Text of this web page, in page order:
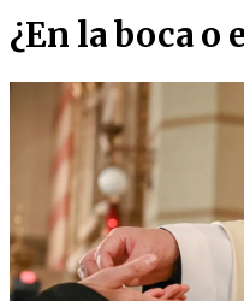
¿En la boca o